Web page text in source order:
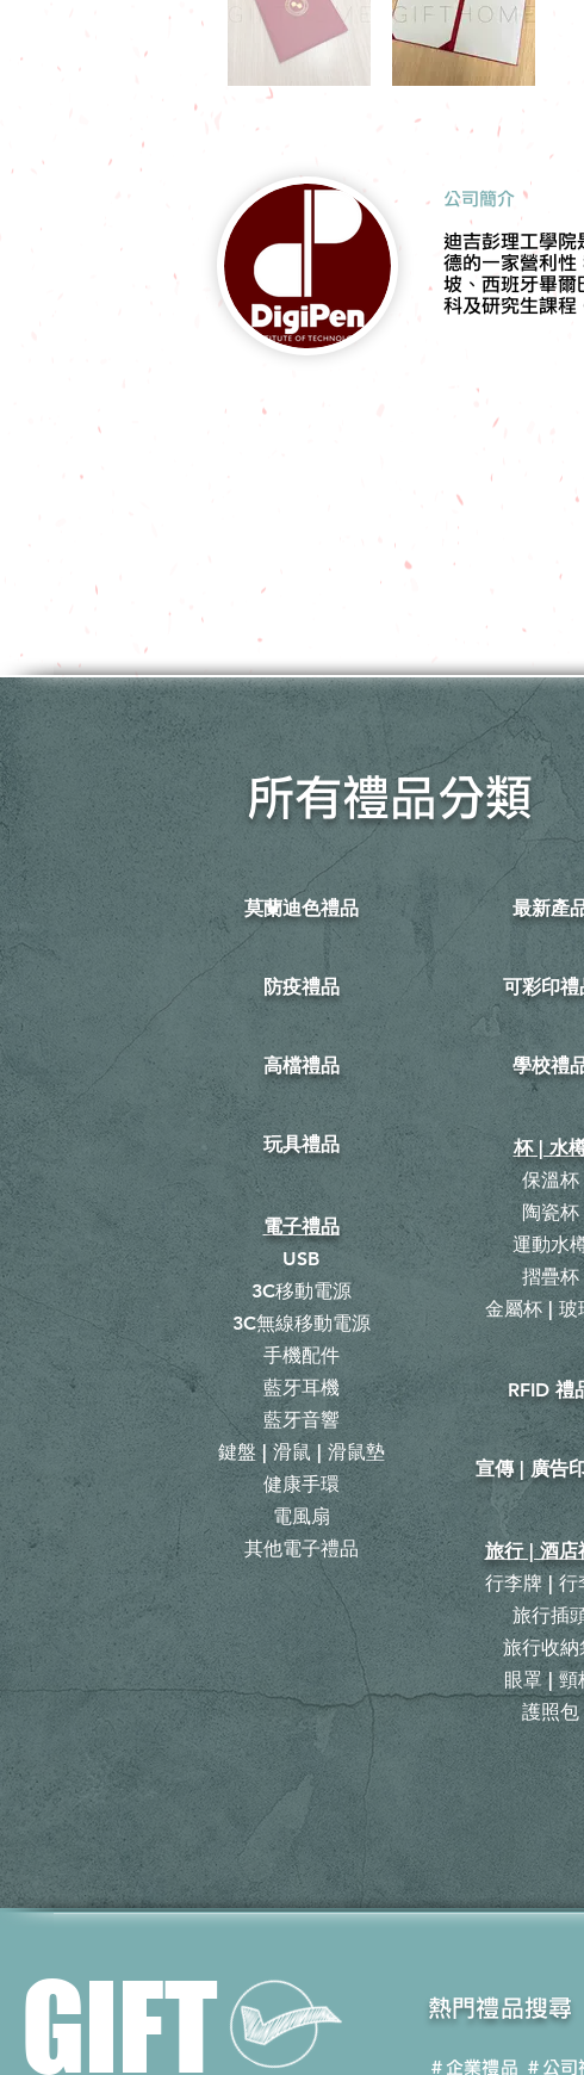
​公司簡介
迪吉彭理工學院
德的一家營利性
坡、西班牙畢爾
科及研究生課程
所有禮品分類
最新產
可彩印禮
學校禮
杯 | 水
保溫杯
陶瓷杯
運動水
摺疊杯
金屬杯 | 玻
RFID 禮
宣傳 | 廣告
旅行 | 酒店
行李牌 | 行
旅行插
旅行收納
眼罩 | 頸
護照包
莫蘭迪色禮品
防疫禮品
高檔禮品
玩具禮品
電子禮品
USB
3C移動電源
3C無線移動電源
手機配件
藍牙耳機
藍牙音響
鍵盤 | 滑鼠 | 滑鼠墊
健康手環
電風扇
其他電子禮品
GIFT ​熱門禮品搜尋
＃企業禮品 ＃公司